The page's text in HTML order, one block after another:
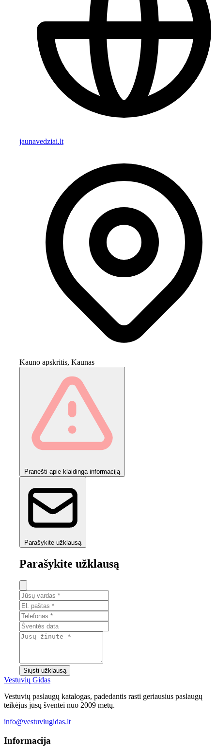
jaunavedziai.lt
Kauno apskritis, Kaunas
Pranešti apie klaidingą informaciją
Parašykite užklausą
Parašykite užklausą
Siųsti užklausą
Vestuvių Gidas
Vestuvių paslaugų katalogas, padedantis rasti geriausius paslaugų
teikėjus jūsų šventei nuo 2009 metų.
info@vestuviugidas.lt
Informacija